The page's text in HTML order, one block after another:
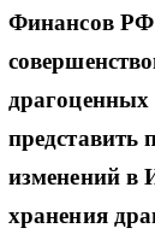
Финансов РФ
представить
изменений в
хранения